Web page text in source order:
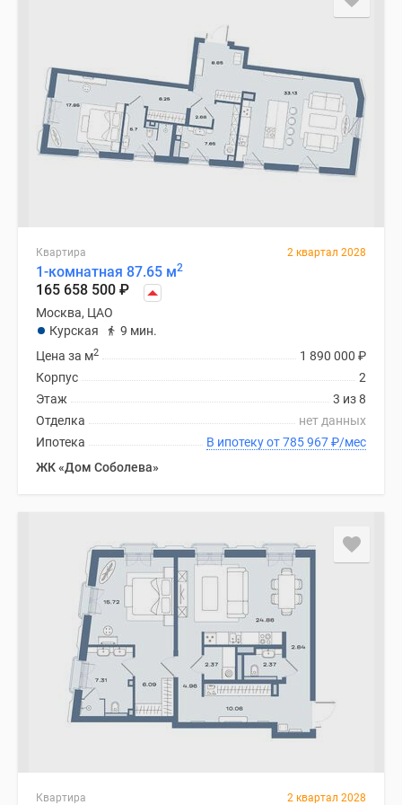
Москве
Программа
реновации
премиум-
класса
Новостройки
бизнес-
класса
Рассрочка
Траншевая
ипотека
коттеджи
Коттеджные
коттеджные
Строящиеся
коттеджные
Коттеджные
лесу
Коттеджные
Квартира 2 квартал 2028
1-комнатная 87.65 м2
165 658 500 ₽
Москва, ЦАО
Курская
9 мин.
1 890 000 ₽
Цена за м2
2
Корпус
3 из 8
Этаж
нет данных
Отделка
В ипотеку от 785 967₽/мес
Ипотека
ЖК «Дом Соболева»
Квартира 2 квартал 2028